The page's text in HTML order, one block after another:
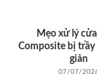
Mẹo xử lý
Composite bị
giản
07/07/